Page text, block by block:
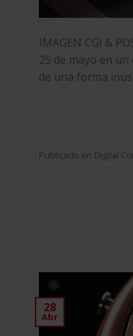
IMAGEN CGI &
25 de mayo en
de una forma
Publicado en Digital
28
Abr